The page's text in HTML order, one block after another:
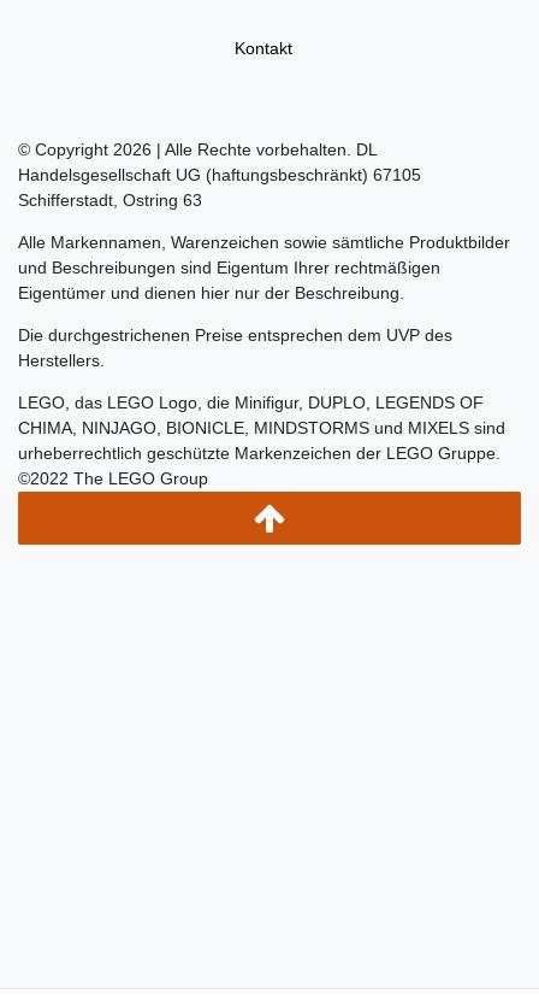
Kontakt
© Copyright 2026 | Alle Rechte vorbehalten. DL
Handelsgesellschaft UG (haftungsbeschränkt) 67105
Schifferstadt, Ostring 63
Alle Markennamen, Warenzeichen sowie sämtliche Produktbilder
und Beschreibungen sind Eigentum Ihrer rechtmäßigen
Eigentümer und dienen hier nur der Beschreibung.
Die durchgestrichenen Preise entsprechen dem UVP des
Herstellers.
LEGO, das LEGO Logo, die Minifigur, DUPLO, LEGENDS OF
CHIMA, NINJAGO, BIONICLE, MINDSTORMS und MIXELS sind
urheberrechtlich geschützte Markenzeichen der LEGO Gruppe.
©2022 The LEGO Group